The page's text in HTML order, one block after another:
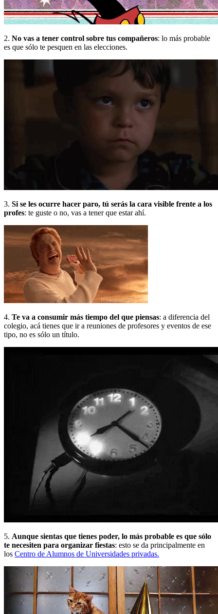
2. No vas a tener control sobre tus compañeros: lo más probable
es que sólo te pesquen en las elecciones.
3. Si se les ocurre hacer paro, tú serás la cara visible frente a los
profes: te guste o no, vas a tener que estar ahí.
4. Te va a consumir más tiempo del que piensas: a diferencia del
colegio, acá tienes que ir a reuniones de profesores y eventos de ese
tipo, no es sólo un título.
5. Aunque sientas que tienes poder, lo más probable es que sólo
te necesiten para organizar fiestas: esto se da principalmente en
los Centro de Alumnos de Universidades privadas.